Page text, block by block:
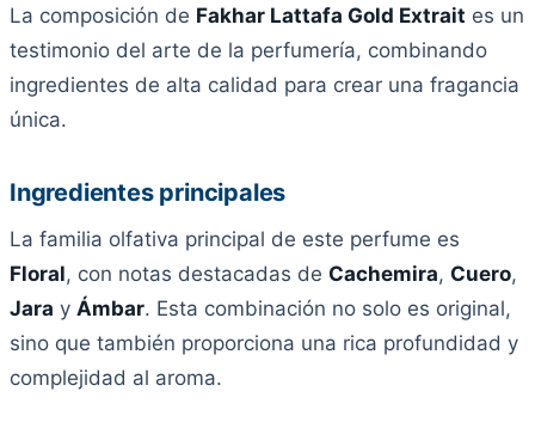
La composición de Fakhar Lattafa Gold Extrait es un
testimonio del arte de la perfumería, combinando
ingredientes de alta calidad para crear una fragancia
única.
Ingredientes principales
La familia olfativa principal de este perfume es
Floral, con notas destacadas de Cachemira, Cuero,
Jara y Ámbar. Esta combinación no solo es original,
sino que también proporciona una rica profundidad y
complejidad al aroma.